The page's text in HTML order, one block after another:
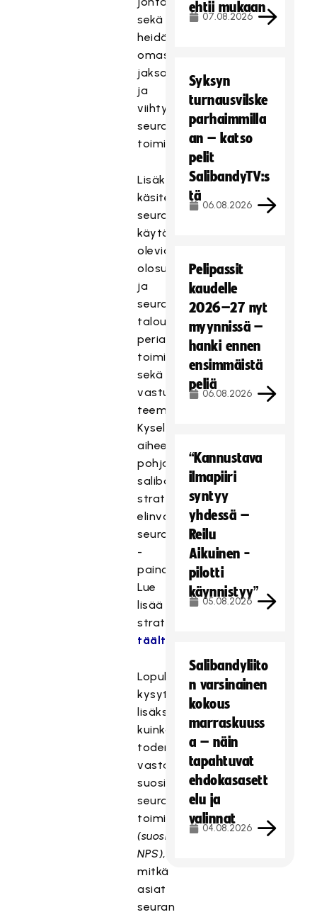
sekä
heidän
omasta
jaksamisestaan
ja
viihtymisestään
seuran
toiminnassa.
Lisäksi
käsitellään
seuran
käytössä
olevia
olosuhteita
ja
seuran
talouden
periaatteita,
toimintaympäristöä
sekä
vastuullisuuden
teemoja.
Kyselyn
aiheet
pohjautuvat
salibandyn
strategian
elinvoimaiset
seurat
-
painopistealueeseen.
Lue
lisää
strategiasta
täältä
Lopuksi
kysytään
lisäksi,
kuinka
todennäköisesti
vastaaja
suosittelisi
seuran
toimintaa
(suositteluaste,
NPS),
mitkä
asiat
seuran
ehtii mukaan
07.08.2026
Syksyn
turnausvilske
parhaimmilla
an – katso
pelit
SalibandyTV:s
tä
06.08.2026
Pelipassit
kaudelle
2026–27 nyt
myynnissä –
hanki ennen
ensimmäistä
peliä
06.08.2026
“Kannustava
ilmapiiri
syntyy
yhdessä –
Reilu
Aikuinen -
pilotti
käynnistyy”
05.08.2026
Salibandyliito
n varsinainen
kokous
marraskuuss
a – näin
tapahtuvat
ehdokasasett
elu ja
valinnat
04.08.2026